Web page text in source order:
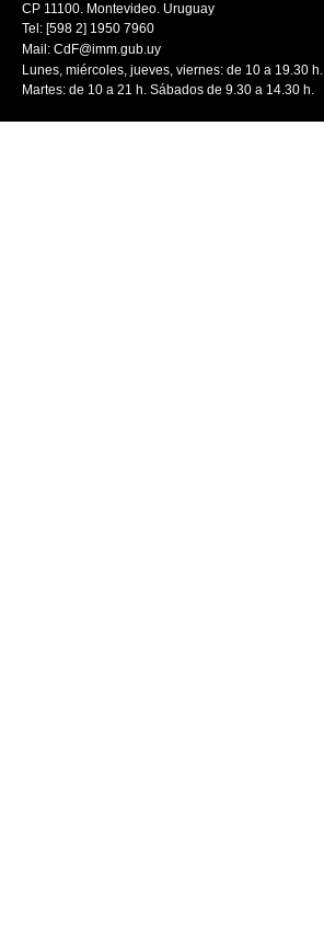
CP 11100. Montevideo. Uruguay
Tel: [598 2] 1950 7960
Mail: CdF@imm.gub.uy
Lunes, miércoles, jueves, viernes: de 10 a 19.30 h.
Martes: de 10 a 21 h. Sábados de 9.30 a 14.30 h.